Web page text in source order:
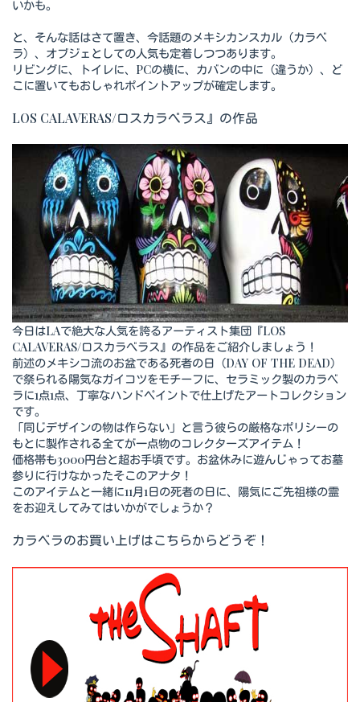
いかも。
と、そんな話はさて置き、今話題のメキシカンスカル（カラベ
ラ）、オブジェとしての人気も定着しつつあります。
リビングに、トイレに、PCの横に、カバンの中に（違うか）、ど
こに置いてもおしゃれポイントアップが確定します。
LOS CALAVERAS/ロスカラべラス』の作品
今日はLAで絶大な人気を誇るアーティスト集団『LOS
CALAVERAS/ロスカラべラス』の作品をご紹介しましょう！
前述のメキシコ流のお盆である死者の日（DAY OF THE DEAD）
で祭られる陽気なガイコツをモチーフに、セラミック製のカラベ
ラに1点1点、丁寧なハンドペイントで仕上げたアートコレクション
です。
「同じデザインの物は作らない」と言う彼らの厳格なポリシーの
もとに製作される全てが一点物のコレクターズアイテム！
価格帯も3000円台と超お手頃です。お盆休みに遊んじゃってお墓
参りに行けなかったそこのアナタ！
このアイテムと一緒に11月1日の死者の日に、陽気にご先祖様の霊
をお迎えしてみてはいかがでしょうか？
カラベラのお買い上げはこちらからどうぞ！